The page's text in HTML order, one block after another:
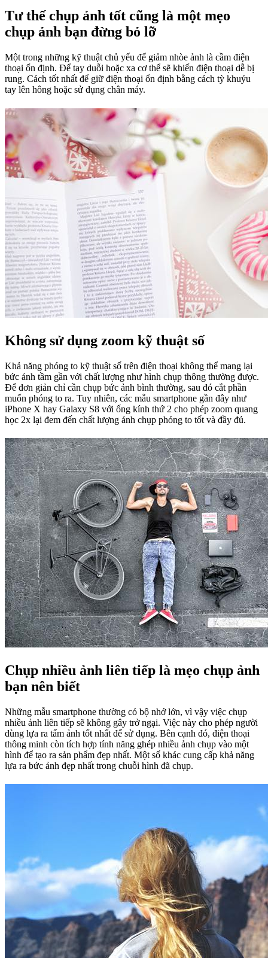
Tư thế chụp ảnh tốt cũng là một mẹo
chụp ảnh bạn đừng bỏ lỡ
Một trong những kỹ thuật chủ yếu để giảm nhòe ảnh là cầm điện
thoại ổn định. Để tay duỗi hoặc xa cơ thể sẽ khiến điện thoại dễ bị
rung. Cách tốt nhất để giữ điện thoại ổn định bằng cách tỳ khuỷu
tay lên hông hoặc sử dụng chân máy.
Không sử dụng zoom kỹ thuật số
Khả năng phóng to kỹ thuật số trên điện thoại không thể mang lại
bức ảnh tầm gần với chất lượng như hình chụp thông thường được.
Để đơn giản chỉ cần chụp bức ảnh bình thường, sau đó cắt phần
muốn phóng to ra. Tuy nhiên, các mẫu smartphone gần đây như
iPhone X hay Galaxy S8 với ống kính thứ 2 cho phép zoom quang
học 2x lại đem đến chất lượng ảnh chụp phóng to tốt và đầy đủ.
Chụp nhiều ảnh liên tiếp là mẹo chụp ảnh
bạn nên biết
Những mẫu smartphone thường có bộ nhớ lớn, vì vậy việc chụp
nhiều ảnh liên tiếp sẽ không gây trở ngại. Việc này cho phép người
dùng lựa ra tấm ảnh tốt nhất để sử dụng. Bên cạnh đó, điện thoại
thông minh còn tích hợp tính năng ghép nhiều ảnh chụp vào một
hình để tạo ra sản phẩm đẹp nhất. Một số khác cung cấp khả năng
lựa ra bức ảnh đẹp nhất trong chuỗi hình đã chụp.